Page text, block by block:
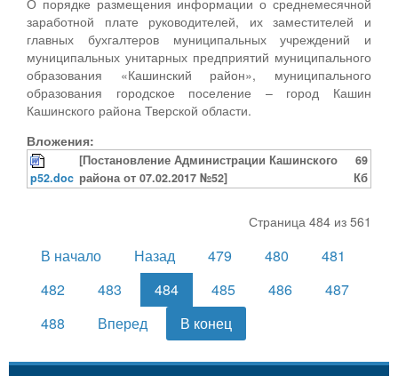
заработной плате руководителей, их заместителей и
главных бухгалтеров муниципальных учреждений и
муниципальных унитарных предприятий муниципального
образования «Кашинский район», муниципального
образования городское поселение – город Кашин
Кашинского района Тверской области.
Вложения:
p52.doc
[Постановление Администрации Кашинского
района от 07.02.2017 №52]
69
Кб
Страница 484 из 561
В начало Назад 479 480
481
482
483 484 485 486
487
488
Вперед В конец